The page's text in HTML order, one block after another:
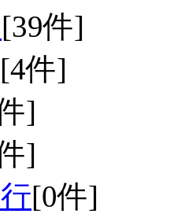
[39件]
[4件]
]
]
[0件]